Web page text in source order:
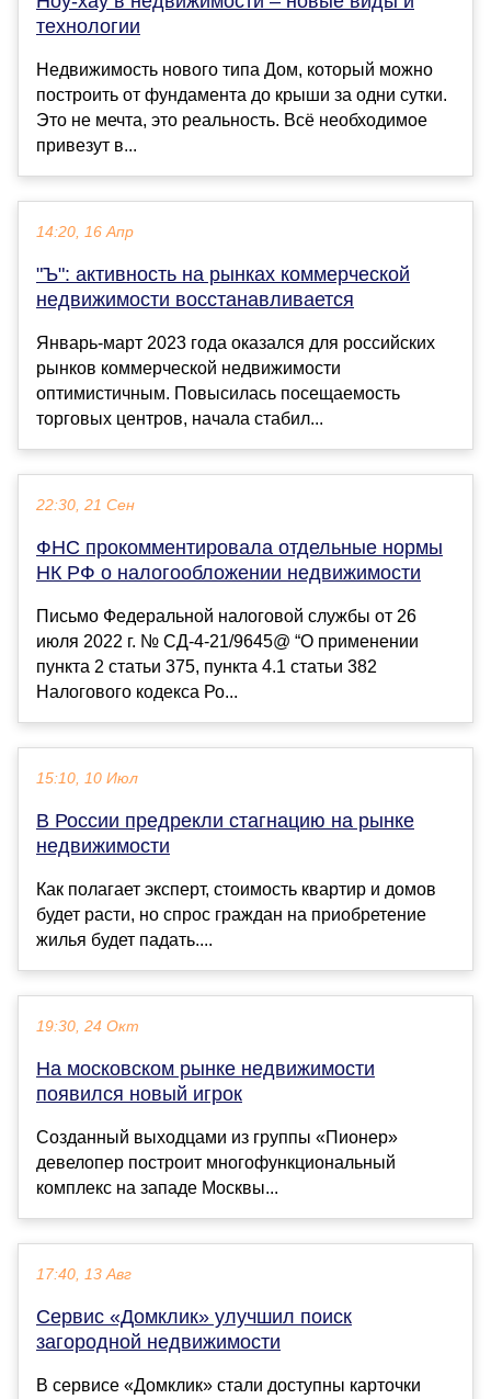
технологии
Недвижимость нового типа Дом, который можно
построить от фундамента до крыши за одни сутки.
Это не мечта, это реальность. Всё необходимое
привезут в...
14:20, 16 Апр
"Ъ": активность на рынках коммерческой
недвижимости восстанавливается
Январь-март 2023 года оказался для российских
рынков коммерческой недвижимости
оптимистичным. Повысилась посещаемость
торговых центров, начала стабил...
22:30, 21 Сен
ФНС прокомментировала отдельные нормы
НК РФ о налогообложении недвижимости
Письмо Федеральной налоговой службы от 26
июля 2022 г. № СД-4-21/9645@ “О применении
пункта 2 статьи 375, пункта 4.1 статьи 382
Налогового кодекса Ро...
15:10, 10 Июл
В России предрекли стагнацию на рынке
недвижимости
Как полагает эксперт, стоимость квартир и домов
будет расти, но спрос граждан на приобретение
жилья будет падать....
19:30, 24 Окт
На московском рынке недвижимости
появился новый игрок
Созданный выходцами из группы «Пионер»
девелопер построит многофункциональный
комплекс на западе Москвы...
17:40, 13 Авг
Сервис «Домклик» улучшил поиск
загородной недвижимости
В сервисе «Домклик» стали доступны карточки